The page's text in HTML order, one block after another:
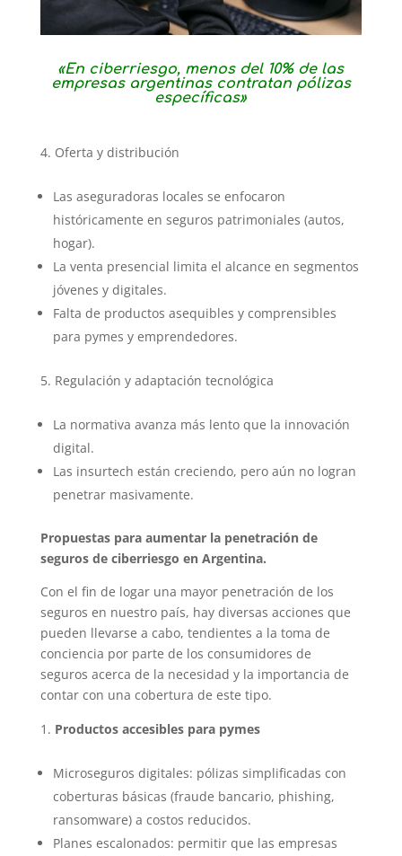
«En ciberriesgo, menos del 10% de las
empresas argentinas contratan pólizas
específicas»
Oferta y distribución
Las aseguradoras locales se enfocaron
históricamente en seguros patrimoniales (autos,
hogar).
La venta presencial limita el alcance en segmentos
jóvenes y digitales.
Falta de productos asequibles y comprensibles
para pymes y emprendedores.
Regulación y adaptación tecnológica
La normativa avanza más lento que la innovación
digital.
Las insurtech están creciendo, pero aún no logran
penetrar masivamente.
Propuestas para aumentar la penetración de
seguros de ciberriesgo en Argentina.
Con el fin de logar una mayor penetración de los
seguros en nuestro país, hay diversas acciones que
pueden llevarse a cabo, tendientes a la toma de
conciencia por parte de los consumidores de
seguros acerca de la necesidad y la importancia de
contar con una cobertura de este tipo.
Productos accesibles para pymes
Microseguros digitales: pólizas simplificadas con
coberturas básicas (fraude bancario, phishing,
ransomware) a costos reducidos.
Planes escalonados: permitir que las empresas